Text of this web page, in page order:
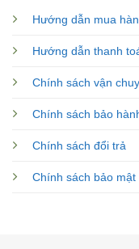
Hướng dẫn mua
Hướng dẫn thanh
Chính sách vận
Chính sách bảo
Chính sách đổi trả
Chính sách bảo mật